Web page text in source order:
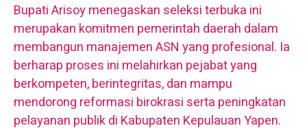
Bupati Arisoy menegaskan seleksi terbuka ini
merupakan komitmen pemerintah daerah dalam
membangun manajemen ASN yang profesional. Ia
berharap proses ini melahirkan pejabat yang
berkompeten, berintegritas, dan mampu
mendorong reformasi birokrasi serta peningkatan
pelayanan publik di Kabupaten Kepulauan Yapen.